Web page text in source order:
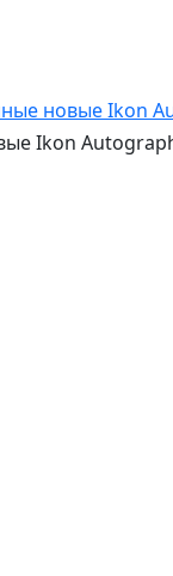
Ikon Autograph